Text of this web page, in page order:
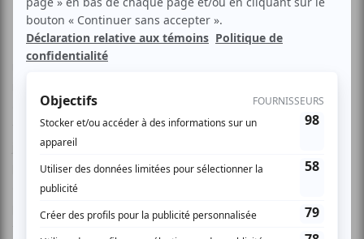
Festif et dansant, Bombolessé est formé de sept jeunes
musiciens venant des quatre coins du monde qui
africains. Les pièces de Bombolessé sont chantées en
français, portugais, espagnol, italien et créole. Une ode à la
joie avec Julien Thomet au chant, guitare, basse,
percussions; Martin Bonin aux percussions; Patrick Robert
à la guitare et vocal; Patrick Dugas à la batterie et aux
percussions; Sébastien Bujon au saxophone, à la flûte